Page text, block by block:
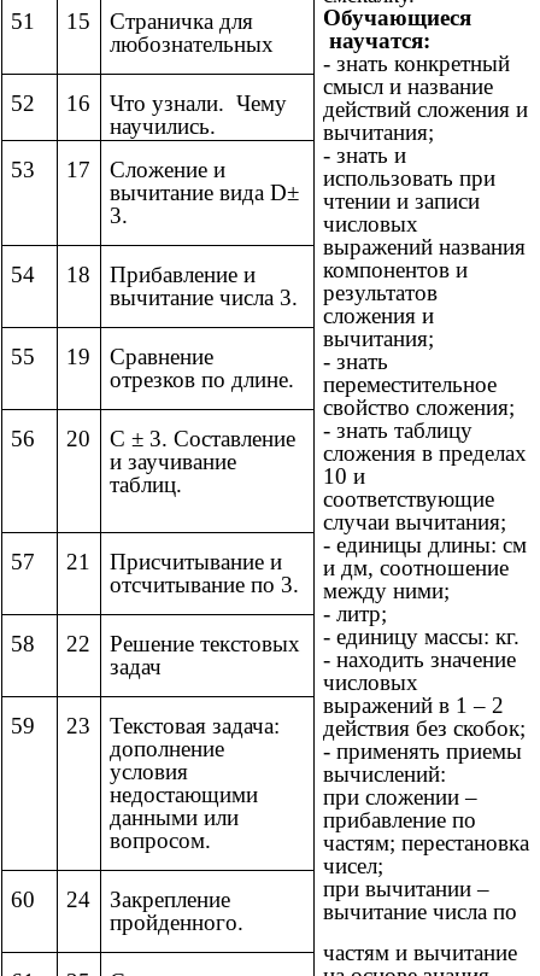
Обучающиеся
научатся:
- знать конкретный
смысл и название
действий сложения и
вычитания;
- знать и
использовать при
чтении и записи
числовых
выражений названия
компонентов и
результатов
сложения и
вычитания;
- знать
переместительное
свойство сложения;
- знать таблицу
сложения в пределах
10 и
соответствующие
случаи вычитания;
- единицы длины: см
и дм, соотношение
между ними;
- литр;
- единицу массы: кг.
- находить значение
числовых
выражений в 1 – 2
действия без скобок;
- применять приемы
вычислений:
при сложении –
прибавление по
частям; перестановка
чисел;
при вычитании –
вычитание числа по
частям и вычитание
51 15
Страничка для
любознательных
52 16
Что узнали. Чему
научились.
53
17
Сложение и
вычитание вида D±
3.
54 18
Прибавление и
вычитание числа 3.
55 19
Сравнение
отрезков по длине.
56 20
С ± 3. Составление
и заучивание
таблиц.
57 21
Присчитывание и
отсчитывание по 3.
58 22
Решение текстовых
задач
59 23
Текстовая задача:
дополнение
условия
недостающими
данными или
вопросом.
60 24
Закрепление
пройденного.